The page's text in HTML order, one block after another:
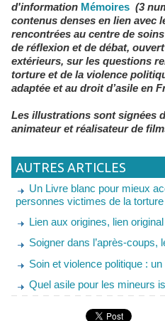
d'information Mémoires (3
contenus denses en lien avec
rencontrées au centre de
de réflexion et de débat,
extérieurs, sur les questions
torture et de la violence
adaptée et au droit d’asile en
Les illustrations sont signées
animateur et réalisateur de
AUTRES ARTICLES
Un Livre blanc pour mieux
personnes victimes de la torture
Lien aux origines, lien original
Soigner dans l’après-coups,
Soin et violence politique :
Quel asile pour les mineurs